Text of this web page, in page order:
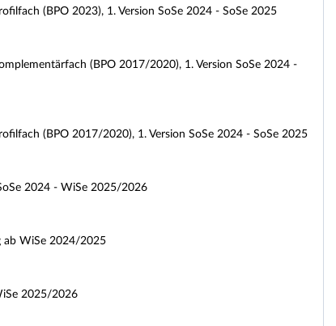
(BPO 2023), 1. Version SoSe 2024 - SoSe 2025
(BPO 2017/2020), 1. Version SoSe 2024 -
(BPO 2017/2020), 1. Version SoSe 2024 - SoSe 2025
2024 - WiSe 2025/2026
ab WiSe 2024/2025
2025/2026